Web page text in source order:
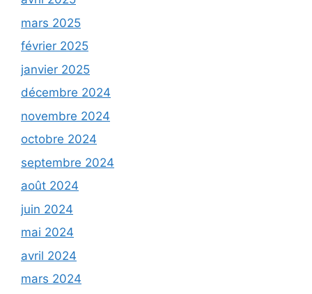
mars 2025
février 2025
janvier 2025
décembre 2024
novembre 2024
octobre 2024
septembre 2024
août 2024
juin 2024
mai 2024
avril 2024
mars 2024